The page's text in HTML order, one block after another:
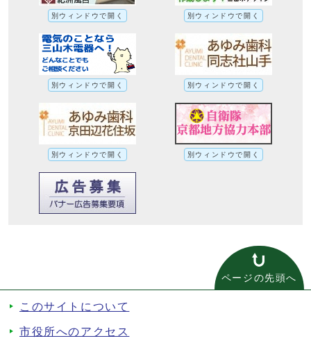
別ウィンドウで開く 別ウィンドウで開く
別ウィンドウで開く 別ウィンドウで開く
別ウィンドウで開く 別ウィンドウで開く
ページの先頭へ
このサイトについて
市役所へのアクセス